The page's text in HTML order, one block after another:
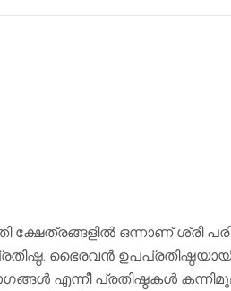
ക്ഷേത്രങ്ങളിൽ ഒന്നാണ് ശ്രീ
ഭൈരവൻ
എന്നീ പ്രതിഷ്ഠകൾ